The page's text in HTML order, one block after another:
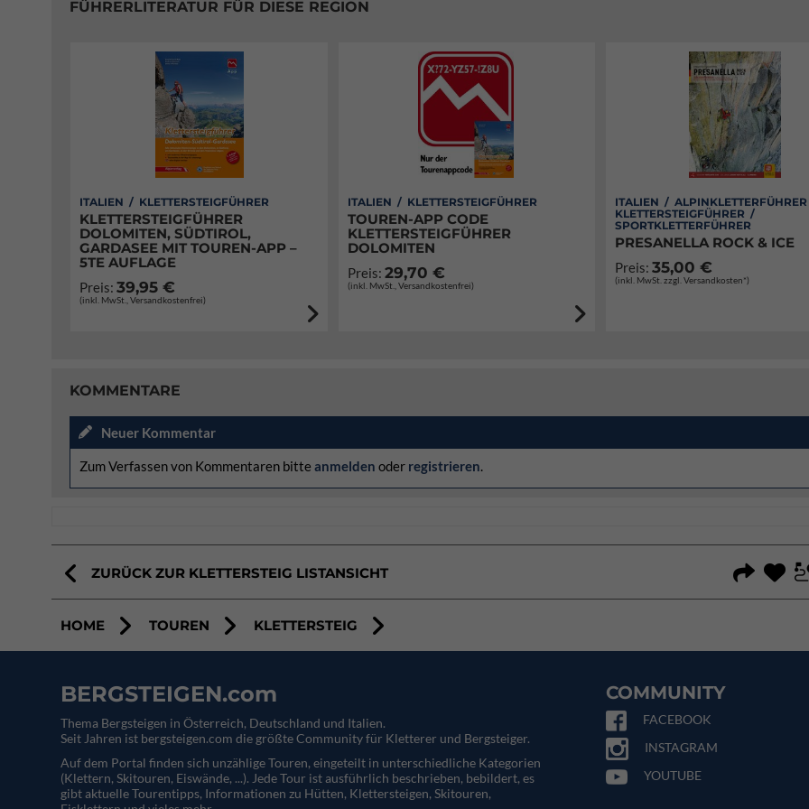
FÜHRERLITERATUR FÜR DIESE REGION
ITALIEN / KLETTERSTEIGFÜHRER
KLETTERSTEIGFÜHRER
DOLOMITEN, SÜDTIROL,
GARDASEE MIT TOUREN-APP –
5TE AUFLAGE
Preis: 39,95 €
(inkl. MwSt., Versandkostenfrei)
ITALIEN / KLETTERSTEIGFÜHRER
TOUREN-APP CODE
KLETTERSTEIGFÜHRER
DOLOMITEN
Preis: 29,70 €
(inkl. MwSt., Versandkostenfrei)
ITALIEN /
KLETTERSTEIGFÜHRER /
SPORTKLETTERFÜHRER
PRESANELLA ROCK & ICE
Preis:35,00 €
(inkl. MwSt. zzgl. Versandkosten*)
KOMMENTARE
Neuer Kommentar
Zum Verfassen von Kommentaren bitte anmelden oder registrieren.
ZURÜCK ZUR KLETTERSTEIG LISTANSICHT
HOME TOUREN KLETTERSTEIG
BERGSTEIGEN.com
Thema Bergsteigen in Österreich, Deutschland und Italien.
Seit Jahren ist bergsteigen.com die größte Community für Kletterer und Bergsteiger.
Auf dem Portal finden sich unzählige Touren, eingeteilt in unterschiedliche Kategorien
(Klettern, Skitouren, Eiswände, ...). Jede Tour ist ausführlich beschrieben, bebildert, es
gibt aktuelle Tourentipps, Informationen zu Hütten, Klettersteigen, Skitouren,
COMMUNITY
FACEBOOK
INSTAGRAM
YOUTUBE